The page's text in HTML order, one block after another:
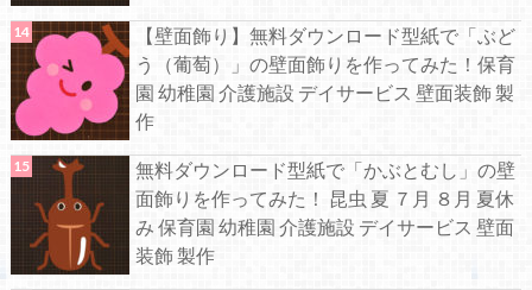
【壁面飾り】無料ダウンロード型紙で「ぶど
う（葡萄）」の壁面飾りを作ってみた！保育
園 幼稚園 介護施設 デイサービス 壁面装飾 製
作
無料ダウンロード型紙で「かぶとむし」の壁
面飾りを作ってみた！ 昆虫 夏 ７月 ８月 夏休
み 保育園 幼稚園 介護施設 デイサービス 壁面
装飾 製作